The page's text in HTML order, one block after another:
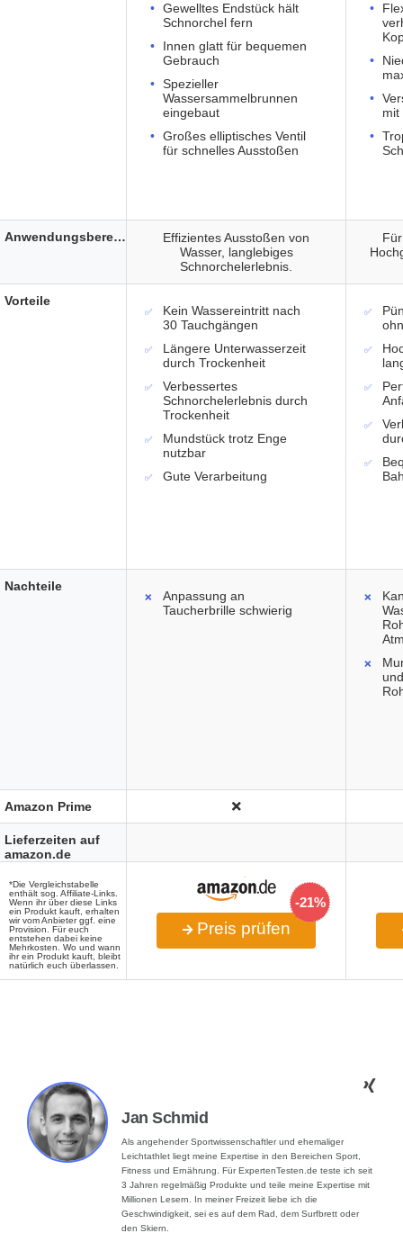
Gewelltes Endstück hält
Schnorchel fern
Innen glatt für bequemen
Gebrauch
Spezieller
Wassersammelbrunnen
eingebaut
Großes elliptisches Ventil
für schnelles Ausstoßen
mit
Effizientes Ausstoßen von
Wasser, langlebiges
Schnorchelerlebnis.
Kein Wassereintritt nach
30 Tauchgängen
Längere Unterwasserzeit
durch Trockenheit
Verbessertes
Schnorchelerlebnis durch
Trockenheit
Mundstück trotz Enge
nutzbar
Gute Verarbeitung
Anpassung an
Taucherbrille schwierig
-21%
Preis prüfen
Anwendungsbereich
Vorteile
Nachteile
Amazon Prime
Lieferzeiten auf
amazon.de
*Die Vergleichstabelle
enthält sog. Affiliate-Links.
Wenn ihr über diese Links
ein Produkt kauft, erhalten
wir vom Anbieter ggf. eine
Provision. Für euch
entstehen dabei keine
Mehrkosten. Wo und wann
ihr ein Produkt kauft, bleibt
natürlich euch überlassen.
Jan Schmid
Als angehender Sportwissenschaftler und ehemaliger
Leichtathlet liegt meine Expertise in den Bereichen Sport,
Fitness und Ernährung. Für ExpertenTesten.de teste ich seit
3 Jahren regelmäßig Produkte und teile meine Expertise mit
Millionen Lesern. In meiner Freizeit liebe ich die
Geschwindigkeit, sei es auf dem Rad, dem Surfbrett oder
den Skiern.